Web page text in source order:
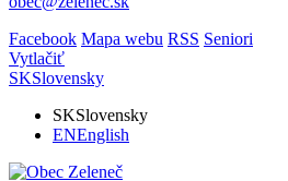
Facebook Mapa webu RSS Seniori
Vytlačiť
SKSlovensky
SKSlovensky
ENEnglish